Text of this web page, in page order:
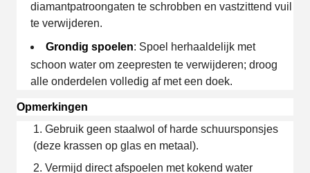
diamantpatroongaten te schrobben en vastzittend vuil
te verwijderen.
Grondig spoelen: Spoel herhaaldelijk met
schoon water om zeepresten te verwijderen; droog
alle onderdelen volledig af met een doek.
Opmerkingen
Gebruik geen staalwol of harde schuursponsjes
(deze krassen op glas en metaal).
Vermijd direct afspoelen met kokend water